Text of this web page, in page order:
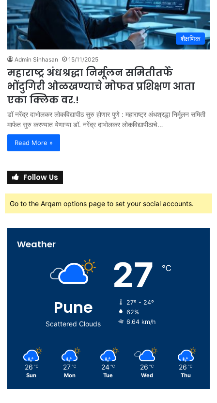
शैक्षणिक
Admin Sinhasan 15/11/2025
महाराष्ट्र अंधश्रद्धा निर्मूलन समितीतर्फे
भोंदुगिरी ओळखण्याचे मोफत प्रशिक्षण आता
एका क्लिक वर.!
डॉ नरेंद्र दाभोलकर लोकविद्यापीठ सुरु होणार पुणे : महाराष्ट्र अंधश्रद्धा निर्मूलन समिती
मार्फत सुरु करण्यात येणाऱ्या डॉ. नरेंद्र दाभोलकर लोकविद्यापीठाचे…
Read More »
Follow Us
Go to the Arqam options page to set your social accounts.
Weather
Pune
Scattered Clouds
27 ℃
27º - 24º
62%
6.64 km/h
26 ℃
Sun
27 ℃
Mon
24 ℃
Tue
26 ℃
Wed
26 ℃
Thu